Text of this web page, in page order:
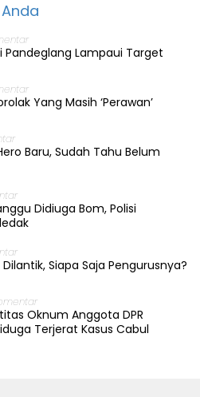
Pandeglang Lampaui Target
Yang Masih ‘Perawan’
Baru, Sudah Tahu Belum
Didiuga Bom, Polisi
Siapa Saja Pengurusnya?
Oknum Anggota DPR
Terjerat Kasus Cabul